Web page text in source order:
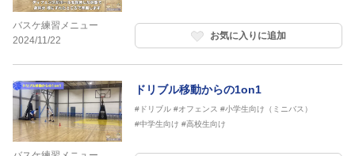
バスケ練習メニュー
2024/11/22
お気に入りに追加
ドリブル移動からの1on1
#ドリブル #オフェンス #小学生向け（ミニバス）
#中学生向け #高校生向け